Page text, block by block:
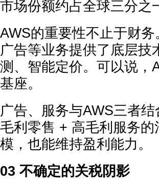
市场份额约占全球三分之
AWS的重要性不止于财
广告等业务提供了底层技
测、智能定价。可以说，
基座。
广告、服务与AWS三者
毛利零售 + 高毛利服务
模，也能维持盈利能力。
03 不确定的关税阴影